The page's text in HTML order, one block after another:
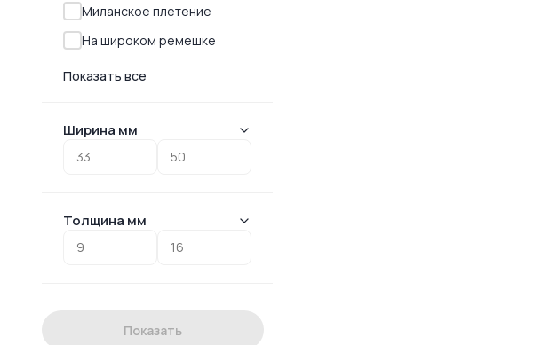
Миланское плетение
На широком ремешке
Показать все
Ширина мм
Толщина мм
Показать